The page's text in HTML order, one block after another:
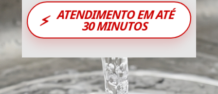
⚡ ATENDIMENTO EM ATÉ
30 MINUTOS